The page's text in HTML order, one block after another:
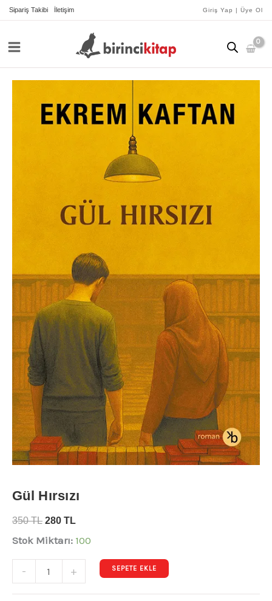
İçeriğe
Sipariş Takibi İletişim Giriş Yap | Üye Ol
Gül Hırsızı
350TL 280 TL
Stok Miktarı: 100
-
Hırsızı
+ SEPETE EKLE